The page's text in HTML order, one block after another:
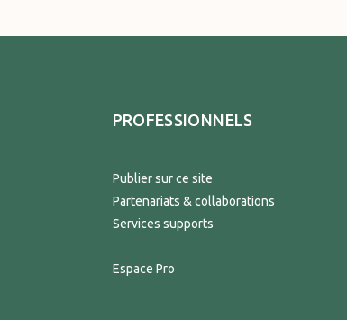
PROFESSIONNELS
Publier sur ce site
Partenariats & collaborations
Services supports
Espace Pro